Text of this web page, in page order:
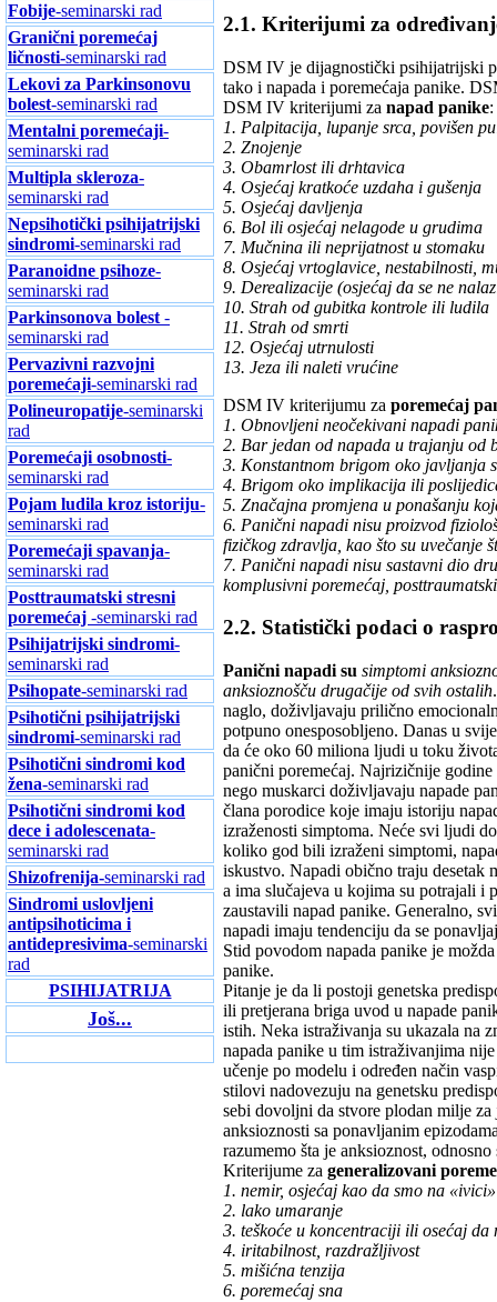
Fobije-seminarski rad
Granični poremećaj
ličnosti-seminarski rad
Lekovi za Parkinsonovu
bolest-seminarski rad
Mentalni poremećaji-
seminarski rad
Multipla skleroza-
seminarski rad
Nepsihotički psihijatrijski
sindromi-seminarski rad
Paranoidne psihoze-
seminarski rad
Parkinsonova bolest -
seminarski rad
Pervazivni razvojni
poremećaji-seminarski rad
Polineuropatije-seminarski
rad
Poremećaji osobnosti-
seminarski rad
Pojam ludila kroz istoriju-
seminarski rad
Poremećaji spavanja-
seminarski rad
Posttraumatski stresni
poremećaj -seminarski rad
Psihijatrijski sindromi-
seminarski rad
Psihopate-seminarski rad
Psihotični psihijatrijski
sindromi-seminarski rad
Psihotični sindromi kod
žena-seminarski rad
Psihotični sindromi kod
dece i adolescenata-
seminarski rad
Shizofrenija-seminarski rad
Sindromi uslovljeni
antipsihoticima i
antidepresivima-seminarski
rad
PSIHIJATRIJA
Još...
2.1. Kriterijumi za
DSM IV je dijagnostički psihijatrijski
tako i napada i poremećaja panike.
DSM IV kriterijumi za napad panike:
1. Palpitacija, lupanje srca, povišen
2. Znojenje
3. Obamrlost ili drhtavica
4. Osjećaj kratkoće uzdaha i gušenja
5. Osjećaj davljenja
6. Bol ili osjećaj nelagode u grudima
7. Mučnina ili neprijatnost u stomaku
8. Osjećaj vrtoglavice, nestabilnosti,
9. Derealizacije (osjećaj da se ne
10. Strah od gubitka kontrole ili ludila
11. Strah od smrti
12. Osjećaj utrnulosti
13. Jeza ili naleti vrućine
DSM IV kriterijumu za poremećaj
1. Obnovljeni neočekivani napadi
2. Bar jedan od napada u trajanju od
3. Konstantnom brigom oko javljanja
4. Brigom oko implikacija ili
5. Značajna promjena u ponašanju
6. Panični napadi nisu proizvod
fizičkog zdravlja, kao što su uvečanje
7. Panični napadi nisu sastavni dio
komplusivni poremećaj,
2.2. Statistički podaci o
Panični napadi su simptomi
anksioznošču drugačije od svih ostalih
naglo, doživljavaju prilično
potpuno onesposobljeno. Danas u
da će oko 60 miliona ljudi u toku
panični poremećaj. Najrizičnije
nego muskarci doživljavaju napade
člana porodice koje imaju istoriju
izraženosti simptoma. Neće svi ljudi
koliko god bili izraženi simptomi,
iskustvo. Napadi obično traju desetak
a ima slučajeva u kojima su potrajali i
zaustavili napad panike. Generalno,
napadi imaju tendenciju da se
Stid povodom napada panike je
panike.
Pitanje je da li postoji genetska
ili pretjerana briga uvod u napade
istih. Neka istraživanja su ukazala na
napada panike u tim istraživanjima
učenje po modelu i određen način
stilovi nadovezuju na genetsku
sebi dovoljni da stvore plodan milje
anksioznosti sa ponavljanim
razumemo šta je anksioznost, odnosno
Kriterijume za generalizovani
1. nemir, osjećaj kao da smo na «ivici»
2. lako umaranje
3. teškoće u koncentraciji ili osećaj da
4. iritabilnost, razdražljivost
5. mišićna tenzija
6. poremećaj sna